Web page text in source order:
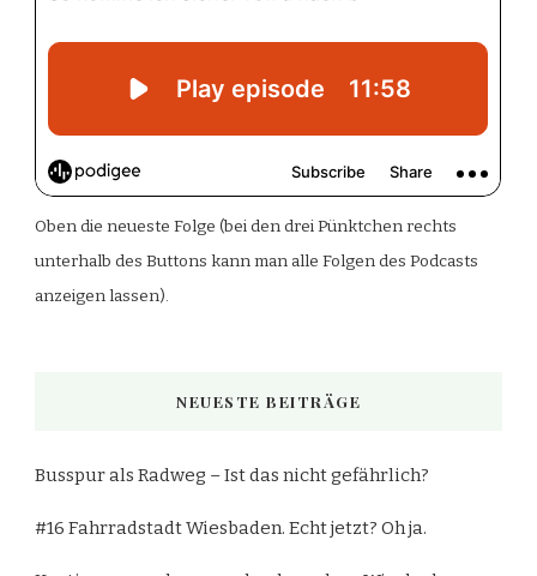
Oben die neueste Folge (bei den drei Pünktchen rechts
unterhalb des Buttons kann man alle Folgen des Podcasts
anzeigen lassen).
NEUESTE BEITRÄGE
Busspur als Radweg – Ist das nicht gefährlich?
#16 Fahrradstadt Wiesbaden. Echt jetzt? Oh ja.